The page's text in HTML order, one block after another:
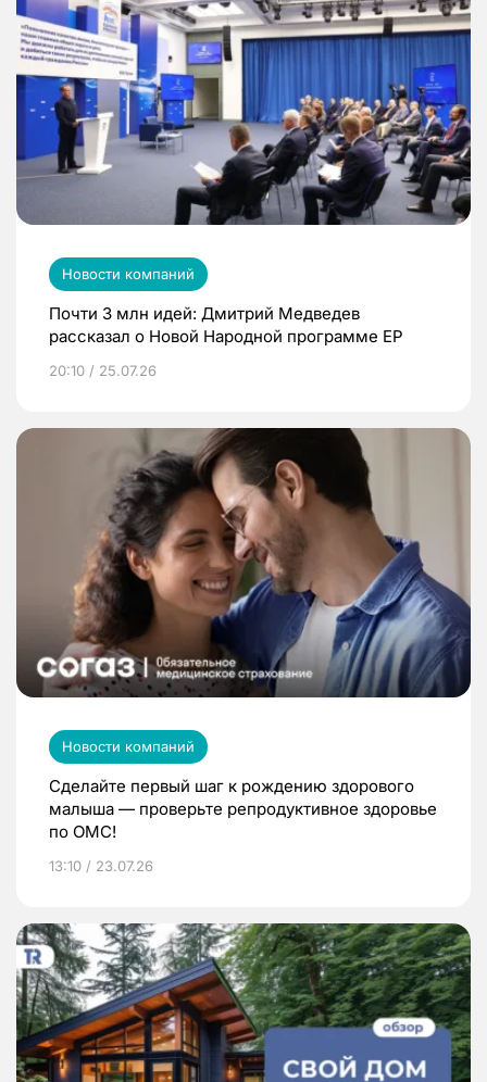
Новости компаний
Почти 3 млн идей: Дмитрий Медведев
рассказал о Новой Народной программе ЕР
20:10 / 25.07.26
Новости компаний
Сделайте первый шаг к рождению здорового
малыша — проверьте репродуктивное здоровье
по ОМС!
13:10 / 23.07.26